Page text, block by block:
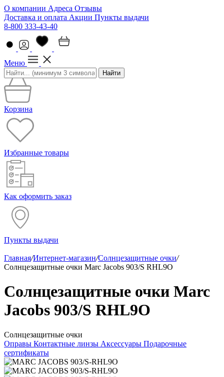
О компании Адреса Отзывы
Доставка и оплата Акции Пункты выдачи
8-800 333-43-40
Меню
Найти
Корзина
Избранные товары
Как оформить заказ
Пункты выдачи
Главная/Интернет-магазин/Солнцезащитные очки/
Солнцезащитные очки Marc Jacobs 903/S RHL9O
Солнцезащитные очки Marc
Jacobs 903/S RHL9O
Солнцезащитные очки
Оправы Контактные линзы Аксессуары Подарочные
сертификаты